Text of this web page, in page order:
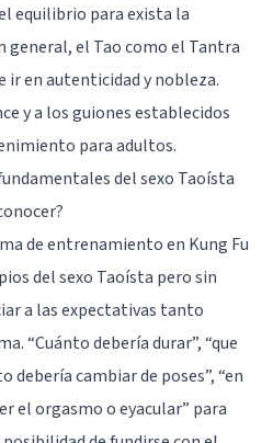
equilibrio para exista la
general, el Tao como el Tantra
ir en autenticidad y nobleza.
y a los guiones establecidos
para adultos.
del sexo Taoísta
de entrenamiento en Kung Fu
del sexo Taoísta pero sin
a las expectativas tanto
“Cuánto debería durar”, “que
debería cambiar de poses”, “en
el orgasmo o eyacular” para